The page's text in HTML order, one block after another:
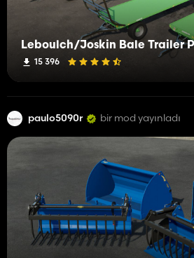
Leboulch/Joskin Bale Trailer
15 396
paulo5090r bir mod yayınladı